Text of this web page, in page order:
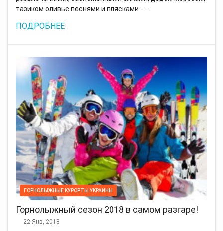
тазиком оливье песнями и плясками ….…
ПОДРОБНЕЕ
ГОРНОЛЫЖНЫЕ КУРОРТЫ УКРАИНЫ
Горнолыжный сезон 2018 в самом разгаре!
22 Янв, 2018